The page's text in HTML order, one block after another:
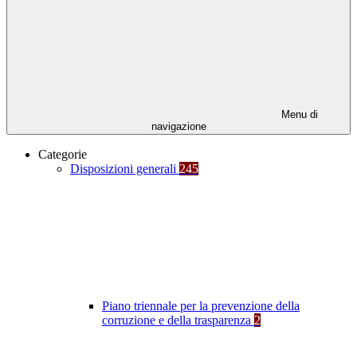
Menu di
navigazione
Categorie
Disposizioni generali 245
Piano triennale per la prevenzione della
corruzione e della trasparenza 2